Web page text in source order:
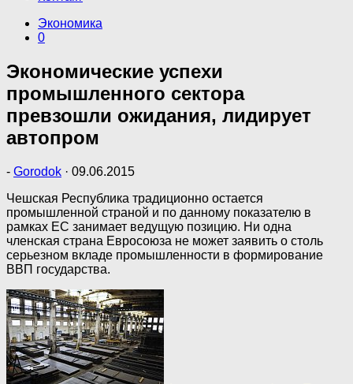
Экономика
0
Экономические успехи
промышленного сектора
превзошли ожидания, лидирует
автопром
- Gorodok · 09.06.2015
Чешская Республика традиционно остается
промышленной страной и по данному показателю в
рамках ЕС занимает ведущую позицию. Ни одна
членская страна Евросоюза не может заявить о столь
серьезном вкладе промышленности в формирование
ВВП государства.